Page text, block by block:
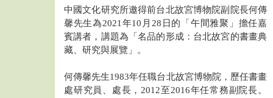
中國文化研究所邀得前台北故宮博物院副院長何傳
馨先生為2021年10月28日的「午間雅聚」擔任嘉
賓講者，講題為「名品的形成：台北故宮的書畫典
藏、研究與展覽」。
何傳馨先生1983年任職台北故宮博物院，歷任書畫
處研究員、處長，2012至2016年任常務副院長。